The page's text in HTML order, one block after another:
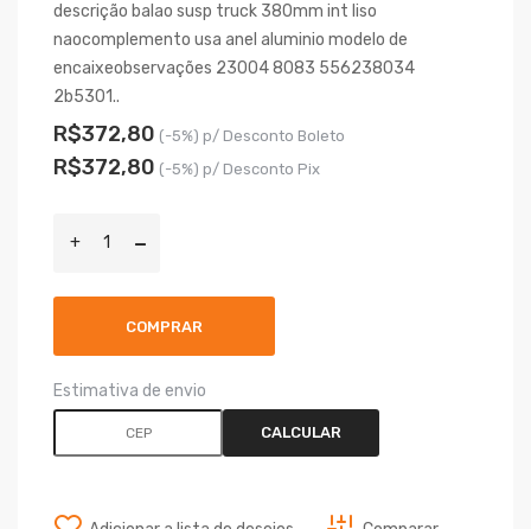
descrição balao susp truck 380mm int liso
naocomplemento usa anel aluminio modelo de
encaixeobservações 23004 8083 556238034
2b5301..
R$372,80 (-5%) p/ Desconto Boleto
R$372,80 (-5%) p/ Desconto Pix
COMPRAR
Estimativa de envio
CALCULAR